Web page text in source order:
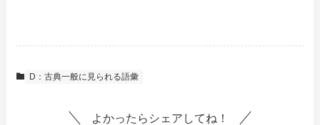
D：古典一般に見られる語彙
よかったらシェアしてね！